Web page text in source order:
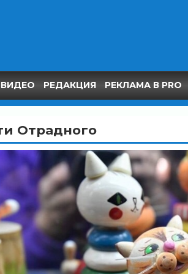
ВИДЕО РЕДАКЦИЯ РЕКЛАМА В PRO
Отрадного